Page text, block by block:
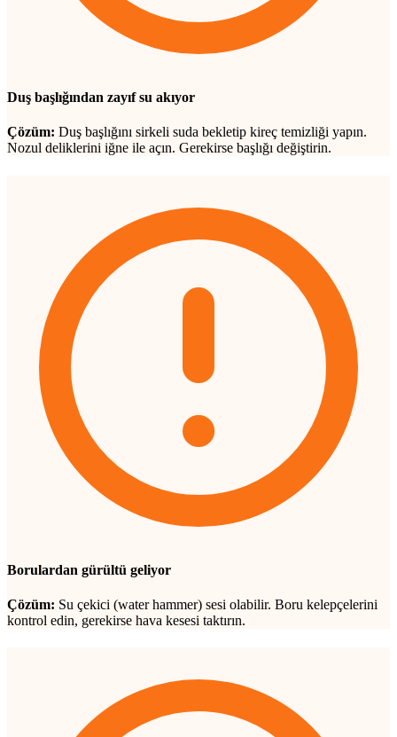
Duş başlığından zayıf su akıyor
Çözüm: Duş başlığını sirkeli suda bekletip kireç temizliği yapın.
Nozul deliklerini iğne ile açın. Gerekirse başlığı değiştirin.
Borulardan gürültü geliyor
Çözüm: Su çekici (water hammer) sesi olabilir. Boru kelepçelerini
kontrol edin, gerekirse hava kesesi taktırın.